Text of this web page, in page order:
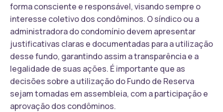
forma consciente e responsável, visando sempre o
interesse coletivo dos condôminos. O síndico ou a
administradora do condomínio devem apresentar
justificativas claras e documentadas para a utilização
desse fundo, garantindo assim a transparência e a
legalidade de suas ações. É importante que as
decisões sobre a utilização do Fundo de Reserva
sejam tomadas em assembleia, com a participação e
aprovação dos condôminos.